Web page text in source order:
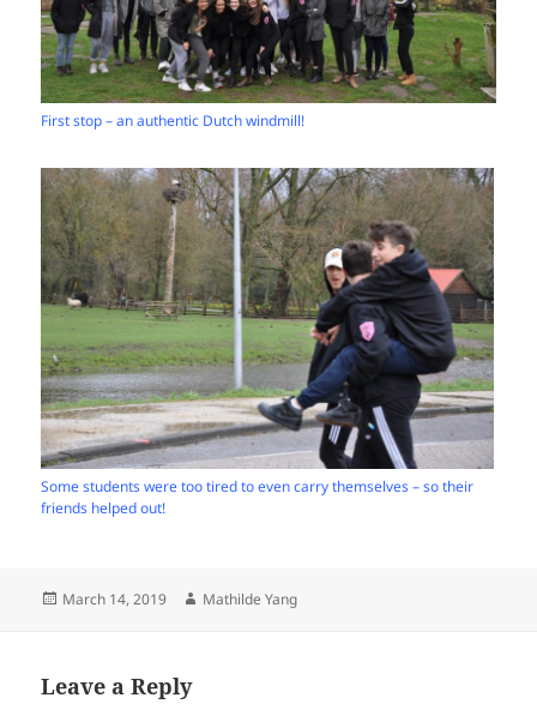
First stop – an authentic Dutch windmill!
Some students were too tired to even carry themselves – so their
friends helped out!
Posted
March 14, 2019 Author
Mathilde Yang
Leave a Reply